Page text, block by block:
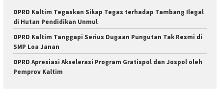
DPRD Kaltim Tegaskan Sikap Tegas terhadap Tambang Ilegal
di Hutan Pendidikan Unmul
DPRD Kaltim Tanggapi Serius Dugaan Pungutan Tak Resmi di
SMP Loa Janan
DPRD Apresiasi Akselerasi Program Gratispol dan Jospol oleh
Pemprov Kaltim